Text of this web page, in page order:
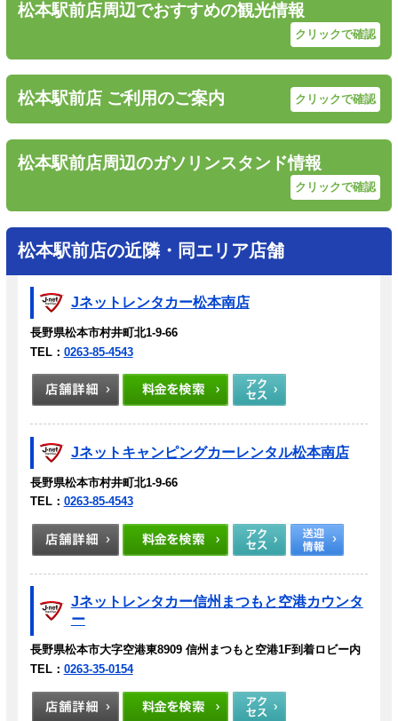
松本駅前店周辺でおすすめの観光情報
クリックで確認
松本駅前店 ご利用のご案内 クリックで確認
松本駅前店周辺のガソリンスタンド情報
クリックで確認
松本駅前店の近隣・同エリア店舗
Jネットレンタカー松本南店
長野県松本市村井町北1-9-66
TEL： 0263-85-4543
Jネットキャンピングカーレンタル松本南店
長野県松本市村井町北1-9-66
TEL： 0263-85-4543
Jネットレンタカー信州まつもと空港カウンタ
ー
長野県松本市大字空港東8909 信州まつもと空港1F到着ロビー内
TEL： 0263-35-0154